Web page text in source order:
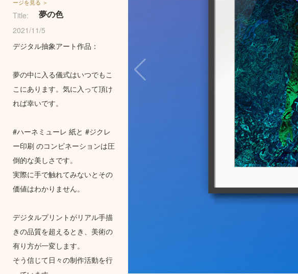
ージを見る ＞
Title: 夢の色
2021/11/5
デジタル抽象アート作品：
夢の中に入る儀式はいつでもこ
こにあります。気に入って頂け
れば幸いです。
#ハーネミューレ 紙と #ジクレ
ー印刷 のコンビネーションは圧
倒的な美しさです。
実際に手で触れてみないとその
価値はわかりません。
デジタルプリントがリアル手描
きの品質を超えるとき、美術の
有り方が一変します。
そう信じて日々の制作活動を行